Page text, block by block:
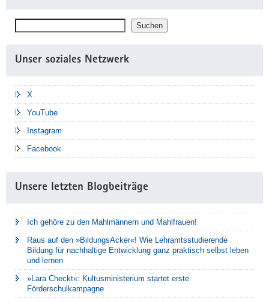
Suchen
Unser soziales Netzwerk
X
YouTube
Instagram
Facebook
Unsere letzten Blogbeiträge
Ich gehöre zu den Mahlmännern und Mahlfrauen!
Raus auf den »BildungsAcker«! Wie Lehramtsstudierende
Bildung für nachhaltige Entwicklung ganz praktisch selbst leben
und lernen
»Lara Checkt«: Kultusministerium startet erste
Förderschulkampagne